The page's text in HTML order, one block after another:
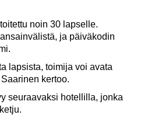
noin 30 lapselle.
ja päiväkodin
lapsista, toimija voi avata
kertoo.
seuraavaksi hotellilla, jonka